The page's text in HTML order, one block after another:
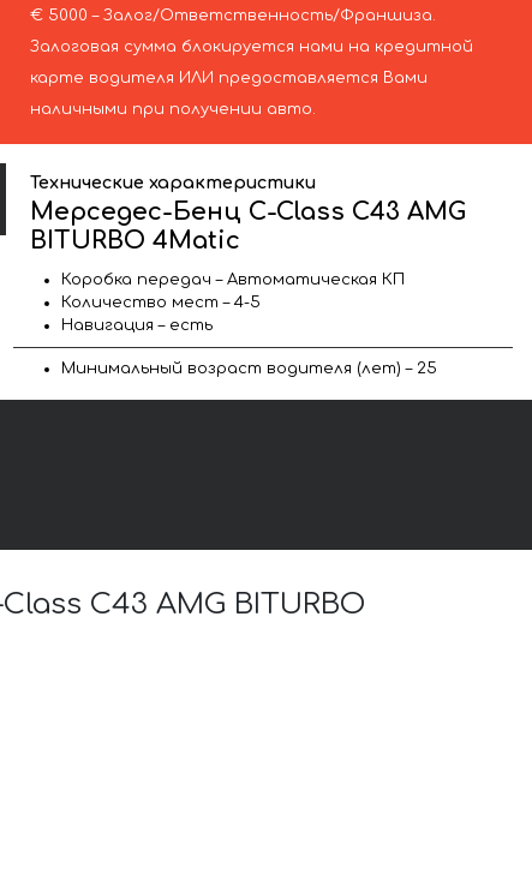
€ 5000 – Залог/Ответственность/Франшиза.
Залоговая сумма блокируется нами на кредитной
карте водителя ИЛИ предоставляется Вами
наличными при получении авто.
Технические характеристики
Мерседес-Бенц C-Class C43 AMG
BITURBO 4Matic
Коробка передач – Автоматическая КП
Количество мест – 4-5
Навигация – есть
Минимальный возраст водителя (лет) – 25
C43 AMG BITURBO